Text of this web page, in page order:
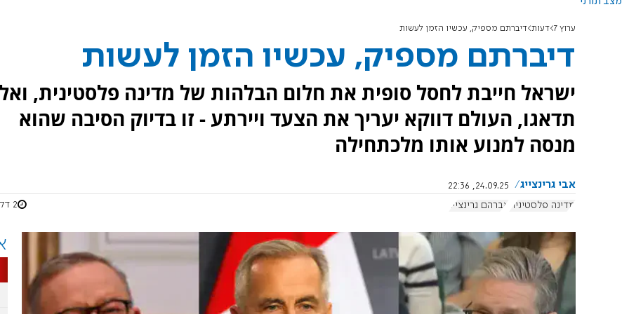
ערוץ 7 דעות דיברתם מספיק, עכשיו הזמן לעשות
דיברתם מספיק, עכשיו הזמן לעשות
ישראל חייבת לחסל סופית את חלום הבלהות של מדינה פלסטינית,
תדאגו, העולם דווקא יעריך את הצעד ויירתע - זו בדיוק הסיבה שהוא
מנסה למנוע אותו מלכתחילה
אבי גרינצייג
24.09.25, 22:36
מדינה פלסטינית
אברהם גרינצייג 2 דקות